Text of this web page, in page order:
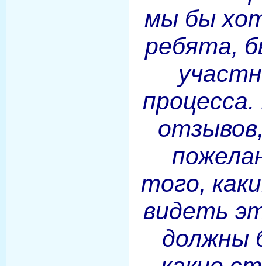
мы бы
ребята,
того,
видеть
должны